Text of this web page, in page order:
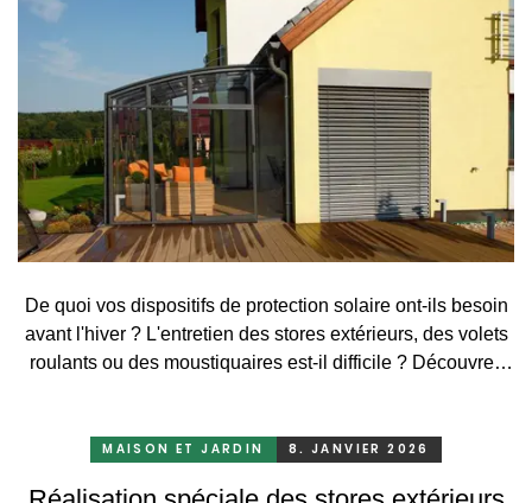
De quoi vos dispositifs de protection solaire ont-ils besoin
avant l'hiver ? L'entretien des stores extérieurs, des volets
roulants ou des moustiquaires est-il difficile ? Découvrez
MAISON ET JARDIN 8. JANVIER 2026